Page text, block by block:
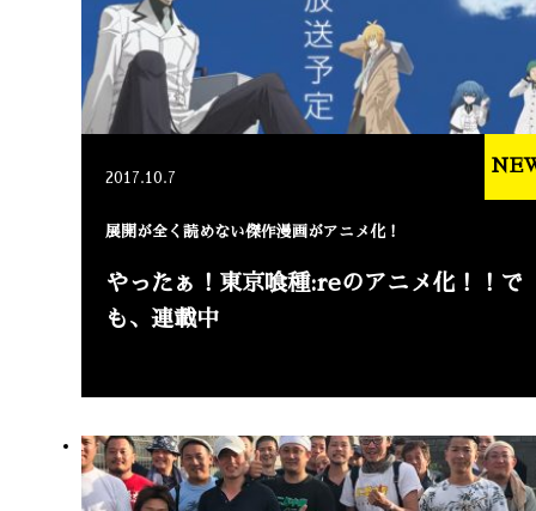
2017.10.7
展開が全く読めない傑作漫画がアニメ化！
やったぁ！東京喰種:reのアニメ化！！で
も、連載中